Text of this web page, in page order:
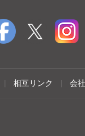
相互リンク 会